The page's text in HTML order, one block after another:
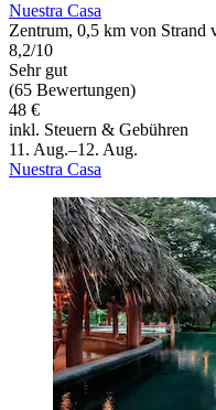
Nuestra Casa
Zentrum, 0,5 km von Strand
8,2/10
Sehr gut
(65 Bewertungen)
48 €
inkl. Steuern & Gebühren
11. Aug.–12. Aug.
Nuestra Casa